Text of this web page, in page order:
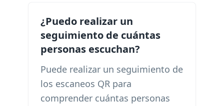
¿Puedo realizar un
seguimiento de cuántas
personas escuchan?
Puede realizar un seguimiento de
los escaneos QR para
comprender cuántas personas